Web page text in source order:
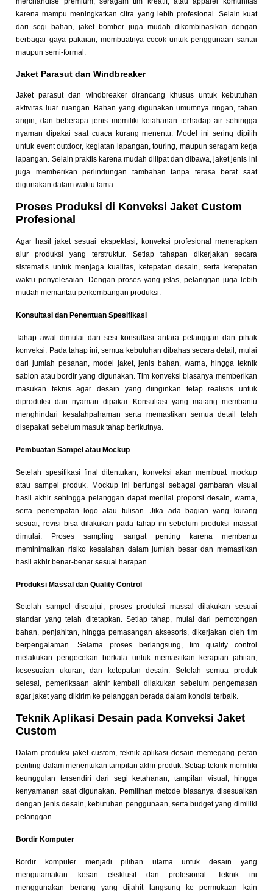
karena mampu meningkatkan citra yang lebih profesional. Selain kuat
dari segi bahan, jaket bomber juga mudah dikombinasikan dengan
berbagai gaya pakaian, membuatnya cocok untuk penggunaan santai
maupun semi-formal.
Jaket Parasut dan Windbreaker
Jaket parasut dan windbreaker dirancang khusus untuk kebutuhan
aktivitas luar ruangan. Bahan yang digunakan umumnya ringan, tahan
angin, dan beberapa jenis memiliki ketahanan terhadap air sehingga
nyaman dipakai saat cuaca kurang menentu. Model ini sering dipilih
untuk event outdoor, kegiatan lapangan, touring, maupun seragam kerja
lapangan. Selain praktis karena mudah dilipat dan dibawa, jaket jenis ini
juga memberikan perlindungan tambahan tanpa terasa berat saat
digunakan dalam waktu lama.
Proses Produksi di Konveksi Jaket Custom
Profesional
Agar hasil jaket sesuai ekspektasi, konveksi profesional menerapkan
alur produksi yang terstruktur. Setiap tahapan dikerjakan secara
sistematis untuk menjaga kualitas, ketepatan desain, serta ketepatan
waktu penyelesaian. Dengan proses yang jelas, pelanggan juga lebih
mudah memantau perkembangan produksi.
Konsultasi dan Penentuan Spesifikasi
Tahap awal dimulai dari sesi konsultasi antara pelanggan dan pihak
konveksi. Pada tahap ini, semua kebutuhan dibahas secara detail, mulai
dari jumlah pesanan, model jaket, jenis bahan, warna, hingga teknik
sablon atau bordir yang digunakan. Tim konveksi biasanya memberikan
masukan teknis agar desain yang diinginkan tetap realistis untuk
diproduksi dan nyaman dipakai. Konsultasi yang matang membantu
menghindari kesalahpahaman serta memastikan semua detail telah
disepakati sebelum masuk tahap berikutnya.
Pembuatan Sampel atau Mockup
Setelah spesifikasi final ditentukan, konveksi akan membuat mockup
atau sampel produk. Mockup ini berfungsi sebagai gambaran visual
hasil akhir sehingga pelanggan dapat menilai proporsi desain, warna,
serta penempatan logo atau tulisan. Jika ada bagian yang kurang
sesuai, revisi bisa dilakukan pada tahap ini sebelum produksi massal
dimulai. Proses sampling sangat penting karena membantu
meminimalkan risiko kesalahan dalam jumlah besar dan memastikan
hasil akhir benar-benar sesuai harapan.
Produksi Massal dan Quality Control
Setelah sampel disetujui, proses produksi massal dilakukan sesuai
standar yang telah ditetapkan. Setiap tahap, mulai dari pemotongan
bahan, penjahitan, hingga pemasangan aksesoris, dikerjakan oleh tim
berpengalaman. Selama proses berlangsung, tim quality control
melakukan pengecekan berkala untuk memastikan kerapian jahitan,
kesesuaian ukuran, dan ketepatan desain. Setelah semua produk
selesai, pemeriksaan akhir kembali dilakukan sebelum pengemasan
agar jaket yang dikirim ke pelanggan berada dalam kondisi terbaik.
Teknik Aplikasi Desain pada Konveksi Jaket
Custom
Dalam produksi jaket custom, teknik aplikasi desain memegang peran
penting dalam menentukan tampilan akhir produk. Setiap teknik memiliki
keunggulan tersendiri dari segi ketahanan, tampilan visual, hingga
kenyamanan saat digunakan. Pemilihan metode biasanya disesuaikan
dengan jenis desain, kebutuhan penggunaan, serta budget yang dimiliki
pelanggan.
Bordir Komputer
Bordir komputer menjadi pilihan utama untuk desain yang
mengutamakan kesan eksklusif dan profesional. Teknik ini
menggunakan benang yang dijahit langsung ke permukaan kain